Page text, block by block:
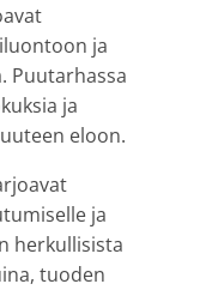
ja
Puutarhassa
ja
eloon.
ja
herkullisista
tuoden